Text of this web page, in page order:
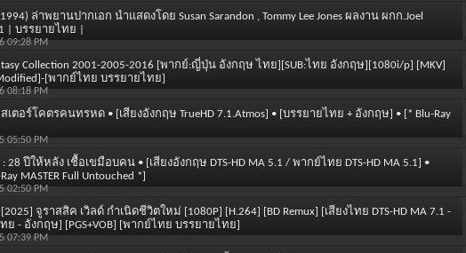
ล่าพยานปากเอก นำแสดงโดย Susan Sarandon , Tommy Lee Jones ผลงาน ผกก.Joel
| บรรยายไทย |
09:28 PM
Collection 2001-2005-2016 [พากย์:ญี่ปุ่น อังกฤษ ไทย][SUB:ไทย อังกฤษ][1080i/p] [MKV]
[พากย์ไทย บรรยายไทย]
08:18 PM
สเตอร์โคตรคนทรหด • [เสียงอังกฤษ TrueHD 7.1.Atmos] • [บรรยายไทย + อังกฤษ] • [* Blu-Ray
05:50 PM
: 28 ปีให้หลัง เชื้อเขมือบคน • [เสียงอังกฤษ DTS-HD MA 5.1 / พากย์ไทย DTS-HD MA 5.1] •
MASTER Full Untouched *]
02:50 PM
[2025] จูราสสิค เวิลด์ กำเนิดชีวิตใหม่ [1080P] [H.264] [BD Remux] [เสียงไทย DTS-HD MA 7.1 -
ย - อังกฤษ] [PGS+VOB] [พากย์ไทย บรรยายไทย]
07:39 PM